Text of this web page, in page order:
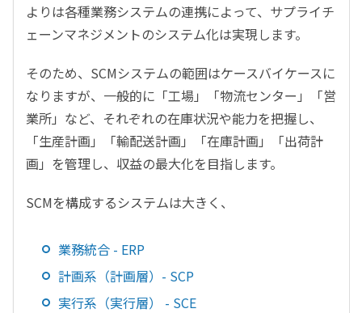
よりは各種業務システムの連携によって、サプライチ
ェーンマネジメントのシステム化は実現します。
そのため、SCMシステムの範囲はケースバイケースに
なりますが、一般的に「工場」「物流センター」「営
業所」など、それぞれの在庫状況や能力を把握し、
「生産計画」「輸配送計画」「在庫計画」「出荷計
画」を管理し、収益の最大化を目指します。
SCMを構成するシステムは大きく、
業務統合 - ERP
計画系（計画層）- SCP
実行系（実行層） - SCE